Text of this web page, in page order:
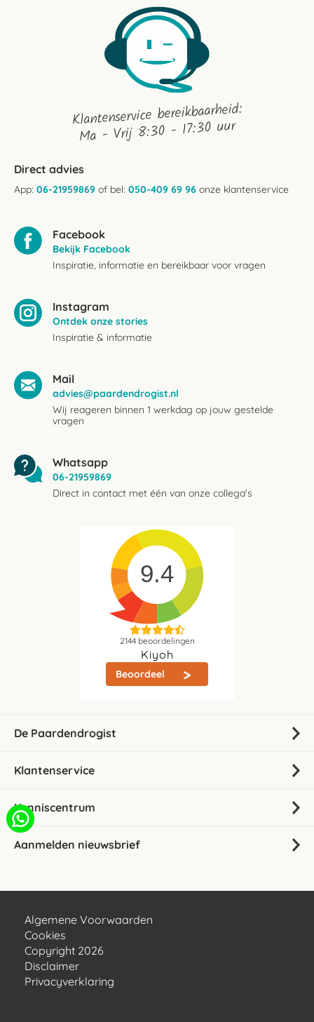
Klantenservice bereikbaarheid:
Ma - Vrij 8:30 - 17:30 uur
Direct advies
App: 06-21959869 of bel: 050-409 69 96 onze klantenservice
Facebook
Bekijk Facebook
Inspiratie, informatie en bereikbaar voor vragen
Instagram
Ontdek onze stories
Inspiratie & informatie
Mail
advies@paardendrogist.nl
Wij reageren binnen 1 werkdag op jouw gestelde
vragen
Whatsapp
06-21959869
Direct in contact met één van onze collega's
9.4
2144beoordelingen
Kiyoh
Beoordeel
De Paardendrogist
Klantenservice
Kenniscentrum
Aanmelden nieuwsbrief
Algemene Voorwaarden
Cookies
Copyright 2026
Disclaimer
Privacyverklaring